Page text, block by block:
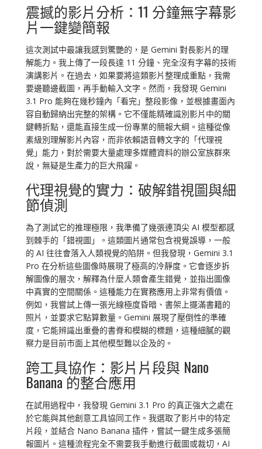
震撼的影片分析：11 分鐘無字幕影
片一鍵變簡報
這次測試中最讓我感到驚艷的，是 Gemini 對長影片的理
解能力。我上傳了一段長達 11 分鐘、完全沒有字幕的技術
演講影片。在過去，如果要將這類影片整理成重點，我需
要邊聽邊截圖，再手動輸入文字。然而，我發現 Gemini
3.1 Pro 能夠在幾秒鐘內「看完」整段影像，並根據畫面內
容自動歸納出完整的架構。它不僅能精確識別影片中的關
鍵轉折點，還能直接生成一份專業的簡報大綱。這種從像
素級別理解影片內容，而非依賴語音轉文字的「代理視
覺」能力，對於需要大量處理多媒體資料的辦公室族群來
說，無疑是生產力的巨大飛躍。
代理視覺的實力：破解錯視圖與細
節偵測
為了測試它的推理極限，我準備了幾張連頂尖 AI 模型都感
到棘手的「錯視圖」。這類圖片通常包含視覺誤導，一般
的 AI 往往會落入人類視覺的陷阱。但我發現，Gemini 3.1
Pro 在分析這些圖像時展現了極高的冷靜度。它會逐步拆
解圖像的層次，解釋為什麼人類會產生錯覺，並指出圖像
中真實的空間關係。這種能力在實務應用上非常有價值。
例如，我嘗試上傳一張光線極度昏暗、書架上擺滿書籍的
照片，並要求它點算數量。Gemini 展現了壓倒性的準確
度，它能辨識出重疊的書脊和模糊的標題，這種細膩的觀
察力是目前市面上其他模型難以企及的。
跨工具協作：影片片段與 Nano
Banana 的整合應用
在試用過程中，我發現 Gemini 3.1 Pro 的真正強大之處在
於它能與其他創意工具協同工作。我選取了影片中的特定
片段，並結合 Nano Banana 插件，嘗試一鍵生成多張簡
報圖片。這種流程完全不需要我手動進行截圖或裁切，AI